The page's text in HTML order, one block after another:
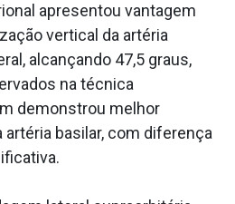
apresentou vantagem
vertical da artéria
alcançando 47,5 graus,
na técnica
demonstrou melhor
artéria basilar, com diferença